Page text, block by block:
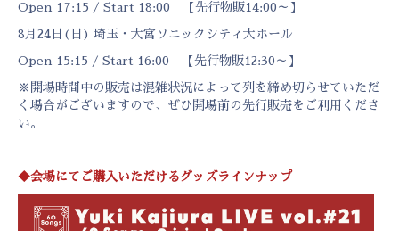
Open 17:15 / Start 18:00 【先行物販14:00～】
8月24日(日) 埼玉・大宮ソニックシティ大ホール
Open 15:15 / Start 16:00 【先行物販12:30～】
※開場時間中の販売は混雑状況によって列を締め切らせていただ
く場合がございますので、ぜひ開場前の先行販売をご利用くださ
い。
◆会場にてご購入いただけるグッズラインナップ